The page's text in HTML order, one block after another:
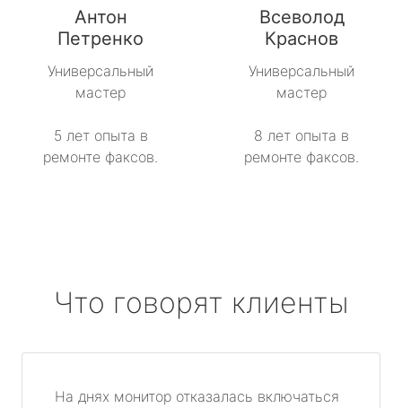
Антон
Петренко
Универсальный
мастер
5 лет опыта в
ремонте факсов.
Всеволод
Краснов
Универсальный
мастер
8 лет опыта в
ремонте факсов.
Что говорят клиенты
На днях монитор отказалась включаться